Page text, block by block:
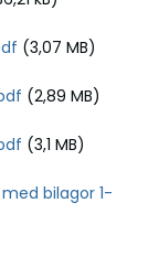
(3,07 MB)
(2,89 MB)
(3,1 MB)
bilagor 1-